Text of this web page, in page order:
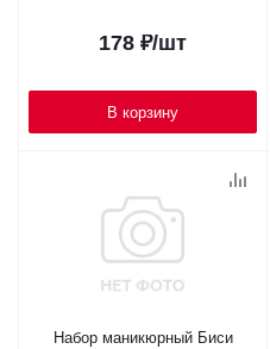
178 ₽/шт
В корзину
Набор маникюрный Биси